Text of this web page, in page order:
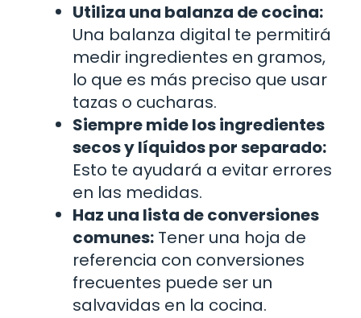
Utiliza una balanza de cocina:
Una balanza digital te permitirá
medir ingredientes en gramos,
lo que es más preciso que usar
tazas o cucharas.
Siempre mide los ingredientes
secos y líquidos por separado:
Esto te ayudará a evitar errores
en las medidas.
Haz una lista de conversiones
comunes: Tener una hoja de
referencia con conversiones
frecuentes puede ser un
salvavidas en la cocina.